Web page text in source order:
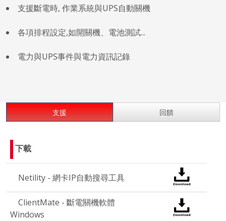
支援斷電時, 作業系統與UPS自動關機
各項排程設定,如開關機、電池測試...
電力與UPS事件與電力資訊記錄
支援 回饋
下載
Netility - 網卡IP自動搜尋工具
ClientMate - 斷電關機軟體
Windows